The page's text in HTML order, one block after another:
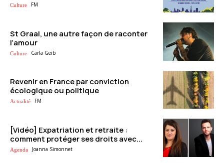
Culture FM
St Graal, une autre façon de raconter
l’amour
Culture Carla Geib
Revenir en France par conviction
écologique ou politique
Actualité FM
[Vidéo] Expatriation et retraite :
comment protéger ses droits avec...
Agenda Joanna Simonnet